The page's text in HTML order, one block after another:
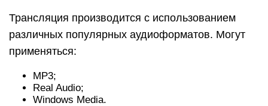
Трансляция производится с использованием
различных популярных аудиоформатов. Могут
применяться:
MP3;
Real Audio;
Windows Media.